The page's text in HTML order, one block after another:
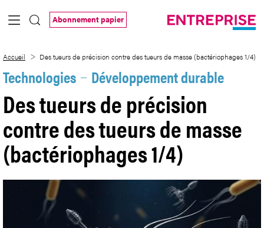
Saut au contenu principal
Abonnement papier
Accueil Des tueurs de précision contre des tueurs de masse (bactériophages 1/4)
Technologies Développement durable
Des tueurs de précision
contre des tueurs de masse
(bactériophages 1/4)